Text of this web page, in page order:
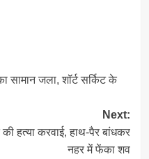
सामान जला, शॉर्ट सर्किट के
Next:
हत्या करवाई, हाथ-पैर बांधकर
नहर में फेंका शव